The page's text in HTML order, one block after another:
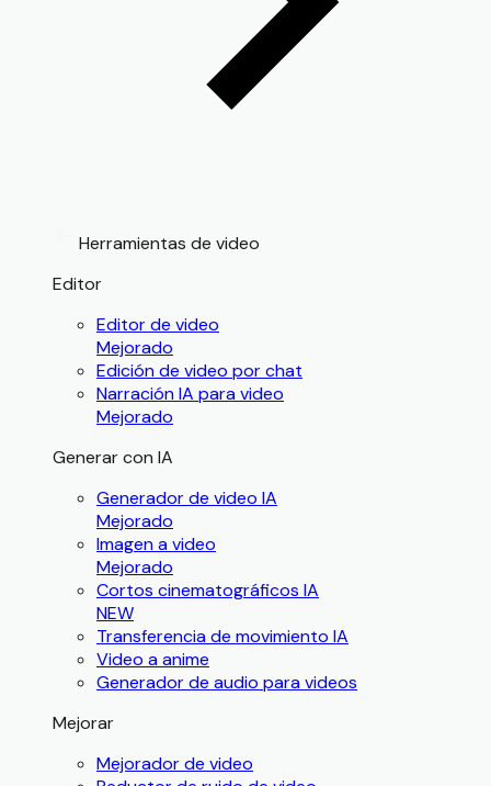
Herramientas de video
Editor
Editor de video
Mejorado
Edición de video por chat
Narración IA para video
Mejorado
Generar con IA
Generador de video IA
Mejorado
Imagen a video
Mejorado
Cortos cinematográficos IA
NEW
Transferencia de movimiento IA
Video a anime
Generador de audio para videos
Mejorar
Mejorador de video